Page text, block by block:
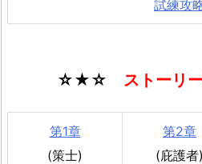
試練攻
☆★☆ ストーリ
第1章
(策士)
第2章
(庇護者)